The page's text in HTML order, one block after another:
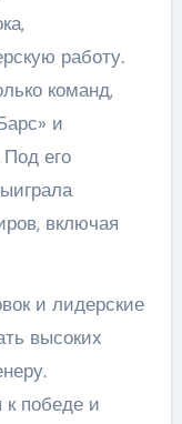
работу.
команд,
и
его
включая
и лидерские
высоких
к победе и